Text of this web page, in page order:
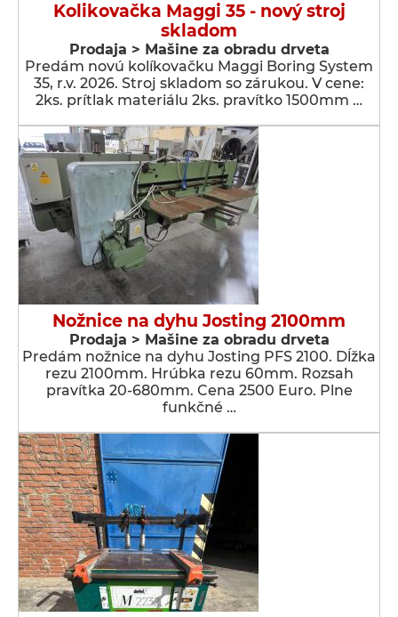
Kolikovačka Maggi 35 - nový stroj
skladom
Prodaja > Мašine za obradu drveta
Predám novú kolíkovačku Maggi Boring System
35, r.v. 2026. Stroj skladom so zárukou. V cene:
2ks. prítlak materiálu 2ks. pravítko 1500mm …
Nožnice na dyhu Josting 2100mm
Prodaja > Мašine za obradu drveta
Predám nožnice na dyhu Josting PFS 2100. Dĺžka
rezu 2100mm. Hrúbka rezu 60mm. Rozsah
pravítka 20-680mm. Cena 2500 Euro. Plne
funkčné …